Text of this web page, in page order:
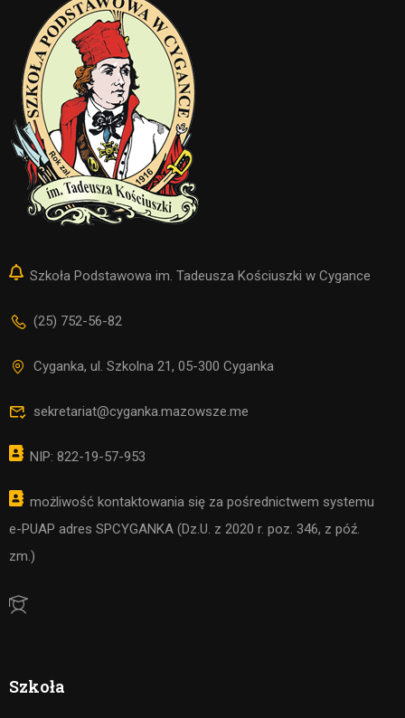
Szkoła Podstawowa im. Tadeusza Kościuszki w Cygance
(25) 752-56-82
Cyganka, ul. Szkolna 21, 05-300 Cyganka
sekretariat@cyganka.mazowsze.me
NIP: 822-19-57-953
możliwość kontaktowania się za pośrednictwem systemu
e-PUAP adres SPCYGANKA (Dz.U. z 2020 r. poz. 346, z póź.
zm.)
Szkoła